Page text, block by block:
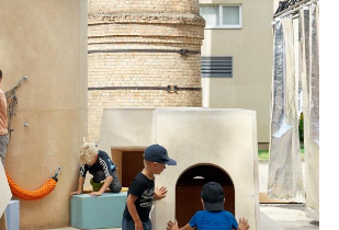
Youtube
X Instagram
Flick TikTok